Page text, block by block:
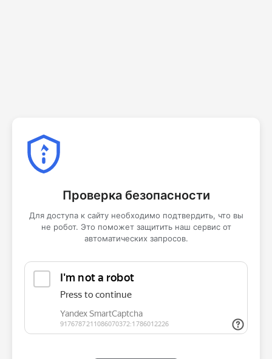
Проверка безопасности
Для доступа к сайту необходимо подтвердить, что вы
не робот. Это поможет защитить наш сервис от
автоматических запросов.